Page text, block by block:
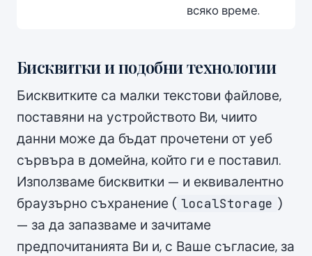
всяко време.
Бисквитки и подобни технологии
Бисквитките са малки текстови файлове,
поставяни на устройството Ви, чиито
данни може да бъдат прочетени от уеб
сървъра в домейна, който ги е поставил.
Използваме бисквитки — и еквивалентно
браузърно съхранение ( localStorage )
— за да запазваме и зачитаме
предпочитанията Ви и, с Ваше съгласие, за